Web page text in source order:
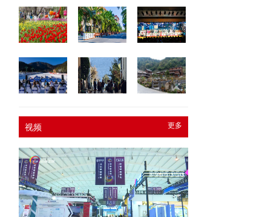
更多
视频